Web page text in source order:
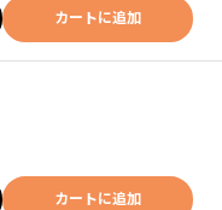
カートに追加
カートに追加